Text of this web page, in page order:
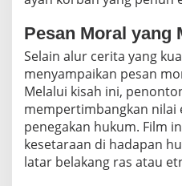
Pesan Moral yang
Selain alur cerita yang
menyampaikan pesan
Melalui kisah ini,
mempertimbangkan nilai
penegakan hukum. Film
kesetaraan di hadapan
latar belakang ras atau